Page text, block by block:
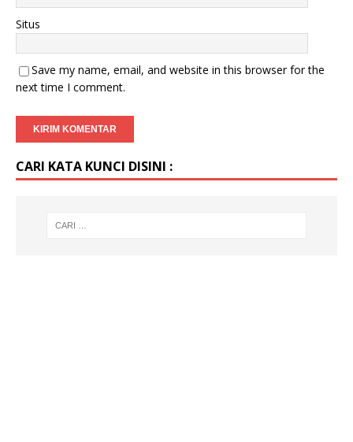
Situs
Save my name, email, and website in this browser for the
next time I comment.
CARI KATA KUNCI DISINI :